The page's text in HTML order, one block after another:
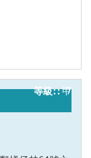
7
甲